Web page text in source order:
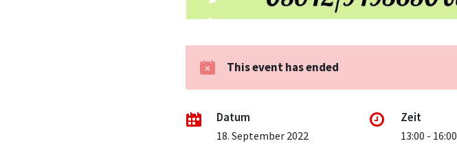
This event has ended
Datum
18. September 2022
Zeit
13:00 - 16:00